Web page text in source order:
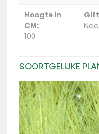
Hoogte in
CM:
100
Nee
SOORTGELIJKE